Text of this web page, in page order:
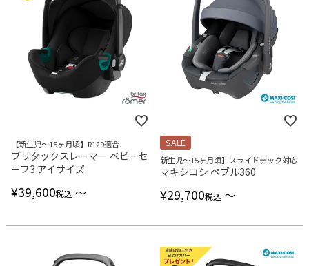
【新生児～15ヶ月頃】R129適合
ブリタックスレーマー ベビーセ
ーフ3 アイサイズ
¥39,600税込 〜
SALE
新生児～15ヶ月頃】スライドテック対応
マキシコシ ペブル360
¥29,700税込 〜